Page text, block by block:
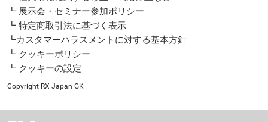
┗ 展示会・セミナー参加ポリシー
┗ 特定商取引法に基づく表示
┗カスタマーハラスメントに対する基本方針
┗ クッキーポリシー
┗ クッキーの設定
Copyright RX Japan GK